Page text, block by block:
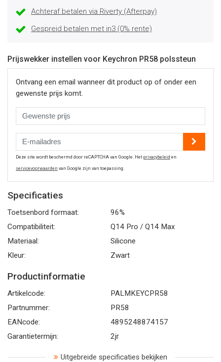
Achteraf betalen via Riverty (Afterpay)
Gespreid betalen met in3 (0% rente)
Prijswekker instellen voor Keychron PR58 polssteun
Ontvang een email wanneer dit product op of onder een
gewenste prijs komt.
Deze site wordt beschermd door reCAPTCHA van Google. Het privacybeleid en
servicevoorwaarden van Google zijn van toepassing.
Specificaties
Toetsenbord formaat:
96%
Compatibiliteit:
Q14 Pro / Q14 Max
Materiaal:
Silicone
Kleur:
Zwart
Productinformatie
Artikelcode:
PALMKEYCPR58
Partnummer:
PR58
EANcode:
4895248874157
Garantietermijn:
2jr
Uitgebreide specificaties bekijken